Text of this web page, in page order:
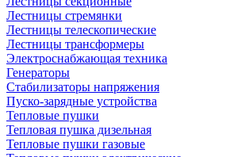
Лестницы стремянки
Лестницы телескопические
Лестницы трансформеры
Электроснабжающая техника
Генераторы
Стабилизаторы напряжения
Пуско-зарядные устройства
Тепловые пушки
Тепловая пушка дизельная
Тепловые пушки газовые